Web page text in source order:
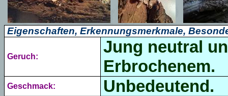
Eigenschaften, Erkennungsmerkmale,
Geruch:
Jung neutral
Erbrochenem.
Geschmack: Unbedeutend.